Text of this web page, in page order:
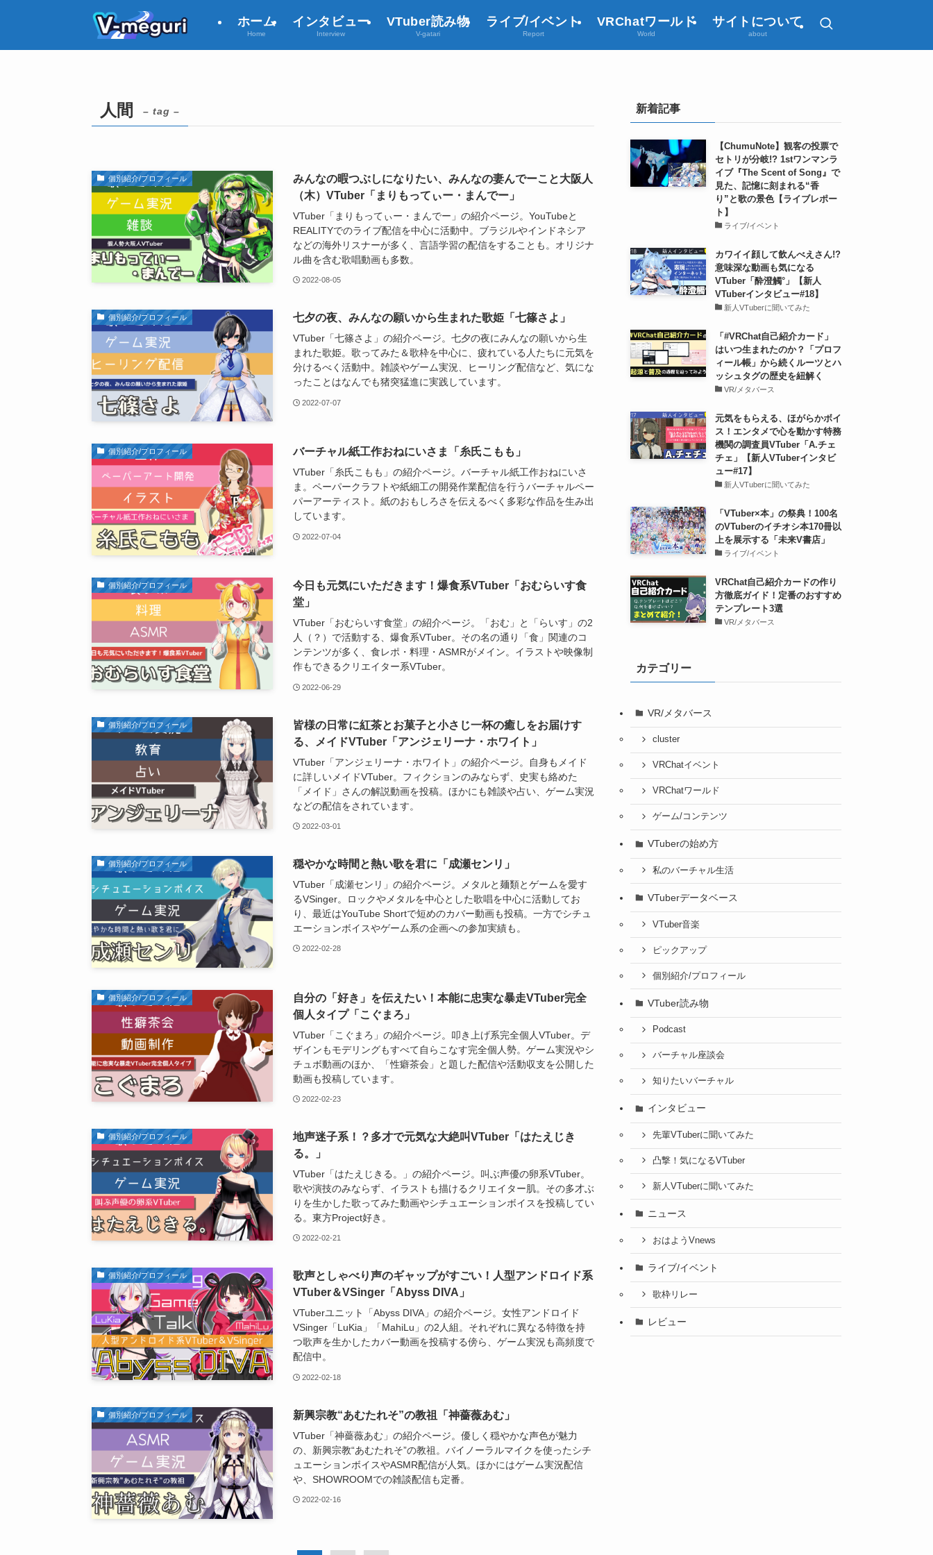
ホーム
Home
インタビュー
Interview
VTuber読み物
V-gatari
ライブ/イベント
Report
VRChatワールド
World
サイトについて
about
人間 – tag –
個別紹介/プロフィール
みんなの暇つぶしになりたい、みんなの妻んでーこと大阪人
（木）VTuber「まりもってぃー・まんでー」
VTuber「まりもってぃー・まんでー」の紹介ページ。YouTubeと
REALITYでのライブ配信を中心に活動中。ブラジルやインドネシア
などの海外リスナーが多く、言語学習の配信をすることも。オリジナ
ル曲を含む歌唱動画も多数。
2022-08-05
個別紹介/プロフィール 七夕の夜、みんなの願いから生まれた歌姫「七篠さよ」
VTuber「七篠さよ」の紹介ページ。七夕の夜にみんなの願いから生
まれた歌姫。歌ってみた＆歌枠を中心に、疲れている人たちに元気を
分けるべく活動中。雑談やゲーム実況、ヒーリング配信など、気にな
ったことはなんでも猪突猛進に実践しています。
2022-07-07
個別紹介/プロフィール バーチャル紙工作おねにいさま「糸氏こもも」
VTuber「糸氏こもも」の紹介ページ。バーチャル紙工作おねにいさ
ま。ペーパークラフトや紙細工の開発作業配信を行うバーチャルペー
パーアーティスト。紙のおもしろさを伝えるべく多彩な作品を生み出
しています。
2022-07-04
個別紹介/プロフィール
今日も元気にいただきます！爆食系VTuber「おむらいす食
堂」
VTuber「おむらいす食堂」の紹介ページ。「おむ」と「らいす」の2
人（？）で活動する、爆食系VTuber。その名の通り「食」関連のコ
ンテンツが多く、食レポ・料理・ASMRがメイン。イラストや映像制
作もできるクリエイター系VTuber。
2022-06-29
個別紹介/プロフィール
皆様の日常に紅茶とお菓子と小さじ一杯の癒しをお届けす
る、メイドVTuber「アンジェリーナ・ホワイト」
VTuber「アンジェリーナ・ホワイト」の紹介ページ。自身もメイド
に詳しいメイドVTuber。フィクションのみならず、史実も絡めた
「メイド」さんの解説動画を投稿。ほかにも雑談や占い、ゲーム実況
などの配信をされています。
2022-03-01
個別紹介/プロフィール 穏やかな時間と熱い歌を君に「成瀬センリ」
VTuber「成瀬センリ」の紹介ページ。メタルと麺類とゲームを愛す
るVSinger。ロックやメタルを中心とした歌唱を中心に活動してお
り、最近はYouTube Shortで短めのカバー動画も投稿。一方でシチュ
エーションボイスやゲーム系の企画への参加実績も。
2022-02-28
個別紹介/プロフィール
自分の「好き」を伝えたい！本能に忠実な暴走VTuber完全
個人タイプ「こぐまろ」
VTuber「こぐまろ」の紹介ページ。叩き上げ系完全個人VTuber。デ
ザインもモデリングもすべて自らこなす完全個人勢。ゲーム実況やシ
チュボ動画のほか、「性癖茶会」と題した配信や活動収支を公開した
動画も投稿しています。
2022-02-23
個別紹介/プロフィール
地声迷子系！？多才で元気な大絶叫VTuber「はたえじき
る。」
VTuber「はたえじきる。」の紹介ページ。叫ぶ声優の卵系VTuber。
歌や演技のみならず、イラストも描けるクリエイター肌。その多才ぶ
りを生かした歌ってみた動画やシチュエーションボイスを投稿してい
る。東方Project好き。
2022-02-21
個別紹介/プロフィール
歌声としゃべり声のギャップがすごい！人型アンドロイド系
VTuber＆VSinger「Abyss DIVA」
VTuberユニット「Abyss DIVA」の紹介ページ。女性アンドロイド
VSinger「LuKia」「MahiLu」の2人組。それぞれに異なる特徴を持
つ歌声を生かしたカバー動画を投稿する傍ら、ゲーム実況も高頻度で
配信中。
2022-02-18
個別紹介/プロフィール 新興宗教“あむたれそ”の教祖「神薔薇あむ」
VTuber「神薔薇あむ」の紹介ページ。優しく穏やかな声色が魅力
の、新興宗教“あむたれそ”の教祖。バイノーラルマイクを使ったシチ
ュエーションボイスやASMR配信が人気。ほかにはゲーム実況配信
や、SHOWROOMでの雑談配信も定番。
2022-02-16
新着記事
【ChumuNote】観客の投票で
セトリが分岐!? 1stワンマンラ
イブ『The Scent of Song』で
見た、記憶に刻まれる“香
り”と歌の景色【ライブレポー
ト】
ライブ/イベント
カワイイ顔して飲んべえさん!?
意味深な動画も気になる
VTuber「酔澄觸°」【新人
VTuberインタビュー#18】
新人VTuberに聞いてみた
「#VRChat自己紹介カード」
はいつ生まれたのか？「プロフ
ィール帳」から続くルーツとハ
ッシュタグの歴史を紐解く
VR/メタバース
元気をもらえる、ほがらかボイ
ス！エンタメで心を動かす特務
機関の調査員VTuber「A.チェ
チェ」【新人VTuberインタビ
ュー#17】
新人VTuberに聞いてみた
「VTuber×本」の祭典！100名
のVTuberのイチオシ本170冊以
上を展示する「未来V書店」
ライブ/イベント
VRChat自己紹介カードの作り
方徹底ガイド！定番のおすすめ
テンプレート3選
VR/メタバース
カテゴリー
VR/メタバース
cluster
VRChatイベント
VRChatワールド
ゲーム/コンテンツ
VTuberの始め方
私のバーチャル生活
VTuberデータベース
VTuber音楽
ピックアップ
個別紹介/プロフィール
VTuber読み物
Podcast
バーチャル座談会
知りたいバーチャル
インタビュー
先輩VTuberに聞いてみた
凸撃！気になるVTuber
新人VTuberに聞いてみた
ニュース
おはようVnews
ライブ/イベント
歌枠リレー
レビュー